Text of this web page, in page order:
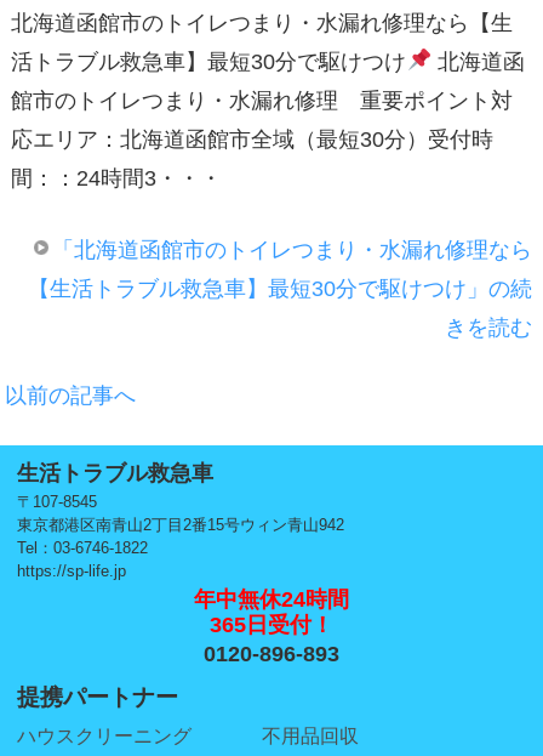
北海道函館市のトイレつまり・水漏れ修理なら【生
活トラブル救急車】最短30分で駆けつけ
北海道函
館市のトイレつまり・水漏れ修理 重要ポイント対
応エリア：北海道函館市全域（最短30分）受付時
間：：24時間3・・・
「北海道函館市のトイレつまり・水漏れ修理なら
【生活トラブル救急車】最短30分で駆けつけ」の続
きを読む
以前の記事へ
生活トラブル救急車
〒107-8545
東京都港区南青山2丁目2番15号ウィン青山942
Tel：03-6746-1822
https://sp-life.jp
年中無休24時間
365日受付！
0120-896-893
提携パートナー
ハウスクリーニング 不用品回収